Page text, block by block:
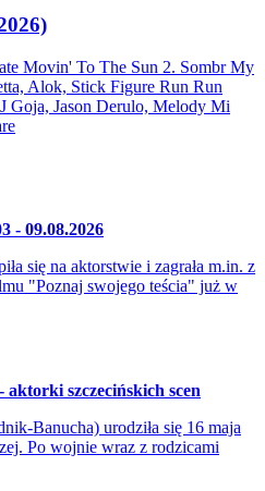
Movin' To The Sun 2. Sombr My
Alok, Stick Figure Run Run
Goja, Jason Derulo, Melody Mi
- 09.08.2026
się na aktorstwie i zagrała m.in. z
"Poznaj swojego teścia" już w
szczecińskich scen
Banucha) urodziła się 16 maja
Po wojnie wraz z rodzicami